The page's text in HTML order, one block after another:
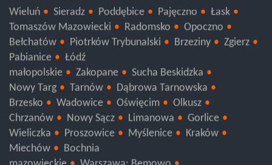
Kutno
Skierniewice Zduńska Wola
Wieruszów
Wieluń
Sieradz Poddębice Pajęczno
Łask
Tomaszów Mazowiecki
Radomsko
Opoczno
Bełchatów
Piotrków Trybunalski
Pabianice
Łódź
małopolskie
Zakopane
Sucha Beskidzka
Nowy Targ
Tarnów
Dąbrowa Tarnowska
Brzesko
Wadowice Oświęcim
Olkusz
Chrzanów
Nowy Sącz Limanowa
Gorlice
Wieliczka
Proszowice
Miechów
Bochnia